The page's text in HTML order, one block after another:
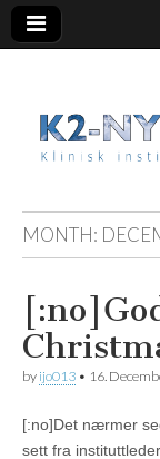
K2
MONTH:
by ijo013 • 16.
[:no]Det nærmer
sett fra